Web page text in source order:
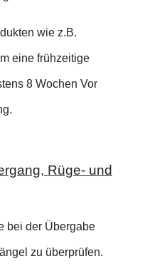
wie z.B.
eine frühzeitige
8 Wochen Vor
Rüge- und
bei der Übergabe
zu überprüfen.